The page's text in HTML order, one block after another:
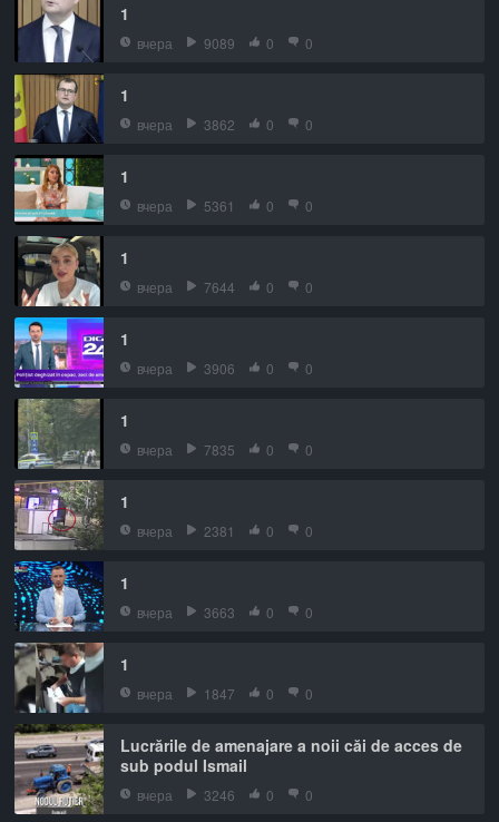
1
вчера 9089 0 0
1
вчера 3862 0 0
1
вчера 5361 0 0
1
вчера 7644 0 0
1
вчера 3906 0 0
1
вчера 7835 0 0
1
вчера 2381 0 0
1
вчера 3663 0 0
1
вчера 1847 0 0
Lucrările de amenajare a noii căi de acces de
sub podul Ismail
вчера 3246 0 0